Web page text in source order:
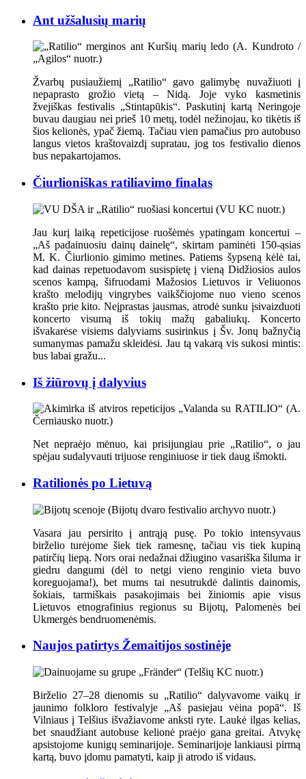
Ant užšalusių marių
Žvarbų pusiaužiemį „Ratilio“ gavo galimybę nuvažiuoti į
nepaprasto grožio vietą – Nidą. Joje vyko kasmetinis
žvejiškas festivalis „Stintapūkis“. Paskutinį kartą Neringoje
buvau daugiau nei prieš 10 metų, todėl nežinojau, ko tikėtis iš
šios kelionės, ypač žiemą. Tačiau vien pamačius pro autobuso
langus vietos kraštovaizdį supratau, jog tos festivalio dienos
bus nepakartojamos.
Čiurlioniškas ratiliavimo finalas
Jau kurį laiką repeticijose ruošėmės ypatingam koncertui –
„Aš padainuosiu dainų dainelę“, skirtam paminėti 150-ąsias
M. K. Čiurlionio gimimo metines. Patiems šypseną kėlė tai,
kad dainas repetuodavom susispietę į vieną Didžiosios aulos
scenos kampą, šifruodami Mažosios Lietuvos ir Veliuonos
krašto melodijų vingrybes vaikščiojome nuo vieno scenos
krašto prie kito. Neįprastas jausmas, atrodė sunku įsivaizduoti
koncerto visumą iš tokių mažų gabaliukų. Koncerto
išvakarėse visiems dalyviams susirinkus į Šv. Jonų bažnyčią
sumanymas pamažu skleidėsi. Jau tą vakarą vis sukosi mintis:
bus labai gražu...
Iš žiūrovų į dalyvius
Net nepraėjo mėnuo, kai prisijungiau prie „Ratilio“, o jau
spėjau sudalyvauti trijuose renginiuose ir tiek daug išmokti.
Ratilionės po Lietuvą
Vasara jau persirito į antrąją pusę. Po tokio intensyvaus
birželio turėjome šiek tiek ramesnę, tačiau vis tiek kupiną
patirčių liepą. Nors orai nedažnai džiugino vasariška šiluma ir
giedru dangumi (dėl to netgi vieno renginio vieta buvo
koreguojama!), bet mums tai nesutrukdė dalintis dainomis,
šokiais, tarmiškais pasakojimais bei žiniomis apie visus
Lietuvos etnografinius regionus su Bijotų, Palomenės bei
Ukmergės bendruomenėmis.
Naujos patirtys Žemaitijos sostinėje
Birželio 27–28 dienomis su „Ratilio“ dalyvavome vaikų ir
jaunimo folkloro festivalyje „Aš pasiejau vėina popā“. Iš
Vilniaus į Telšius išvažiavome anksti ryte. Laukė ilgas kelias,
bet snaudžiant autobuse kelionė praėjo gana greitai. Atvykę
apsistojome kunigų seminarijoje. Seminarijoje lankiausi pirmą
kartą, buvo įdomu pamatyti, kaip ji atrodo iš vidaus.